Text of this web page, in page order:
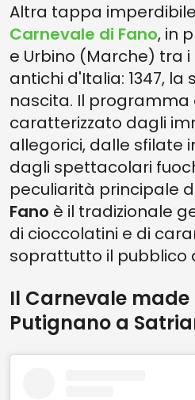
Altra tappa
Carnevale di Fano, in
e Urbino (Marche) tra
antichi d'Italia: 1347, la
nascita. Il programma
caratterizzato dagli
allegorici, dalle sfilate
dagli spettacolari
peculiarità principale
Fano è il tradizionale
di cioccolatini e di
soprattutto il pubblico
Il Carnevale made
Putignano a